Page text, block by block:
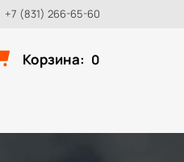
+7 (831) 266-65-60
Корзина: 0